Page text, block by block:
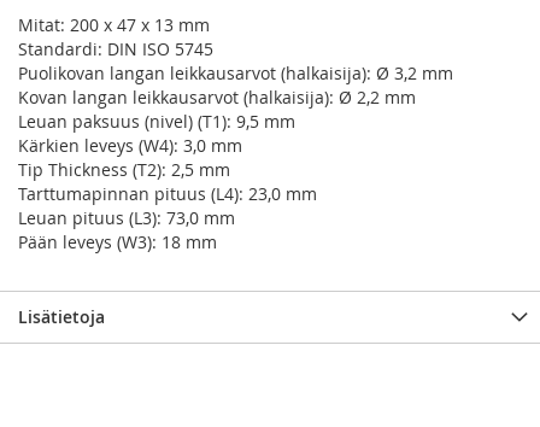
Mitat: 200 x 47 x 13 mm
Standardi: DIN ISO 5745
Puolikovan langan leikkausarvot (halkaisija): Ø 3,2 mm
Kovan langan leikkausarvot (halkaisija): Ø 2,2 mm
Leuan paksuus (nivel) (T1): 9,5 mm
Kärkien leveys (W4): 3,0 mm
Tip Thickness (T2): 2,5 mm
Tarttumapinnan pituus (L4): 23,0 mm
Leuan pituus (L3): 73,0 mm
Pään leveys (W3): 18 mm
Lisätietoja